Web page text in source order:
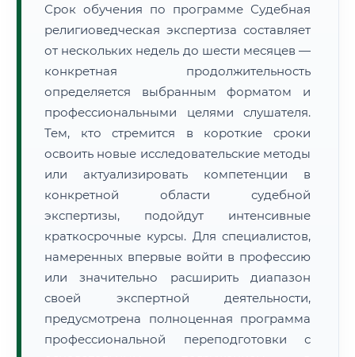
Срок обучения по программе Судебная
религиоведческая экспертиза составляет
от нескольких недель до шести месяцев —
конкретная продолжительность
определяется выбранным форматом и
профессиональными целями слушателя.
Тем, кто стремится в короткие сроки
освоить новые исследовательские методы
или актуализировать компетенции в
конкретной области судебной
экспертизы, подойдут интенсивные
краткосрочные курсы. Для специалистов,
намеренных впервые войти в профессию
или значительно расширить диапазон
своей экспертной деятельности,
предусмотрена полноценная программа
профессиональной переподготовки с